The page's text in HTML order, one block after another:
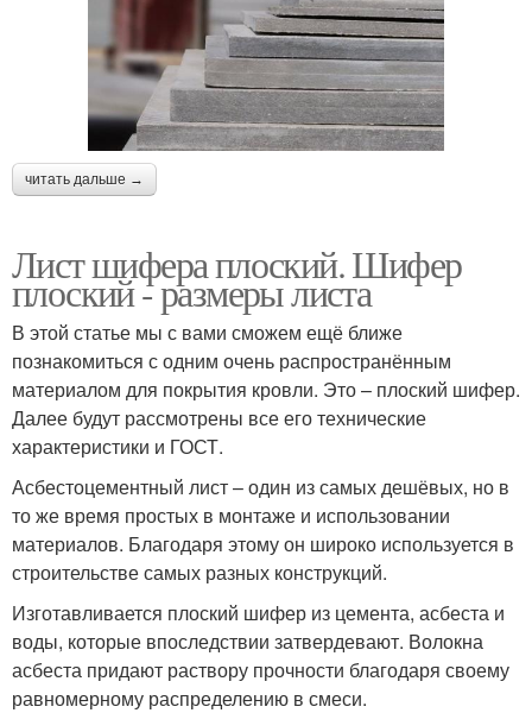
читать дальше →
Лист шифера плоский. Шифер
плоский - размеры листа
В этой статье мы с вами сможем ещё ближе
познакомиться с одним очень распространённым
материалом для покрытия кровли. Это – плоский шифер.
Далее будут рассмотрены все его технические
характеристики и ГОСТ.
Асбестоцементный лист – один из самых дешёвых, но в
то же время простых в монтаже и использовании
материалов. Благодаря этому он широко используется в
строительстве самых разных конструкций.
Изготавливается плоский шифер из цемента, асбеста и
воды, которые впоследствии затвердевают. Волокна
асбеста придают раствору прочности благодаря своему
равномерному распределению в смеси.